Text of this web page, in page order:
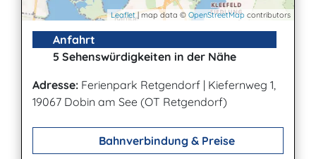
Leaflet | map data © OpenStreetMap contributors
Anfahrt
5 Sehenswürdigkeiten in der Nähe
Adresse: Ferienpark Retgendorf | Kiefernweg 1,
19067 Dobin am See (OT Retgendorf)
Bahnverbindung & Preise